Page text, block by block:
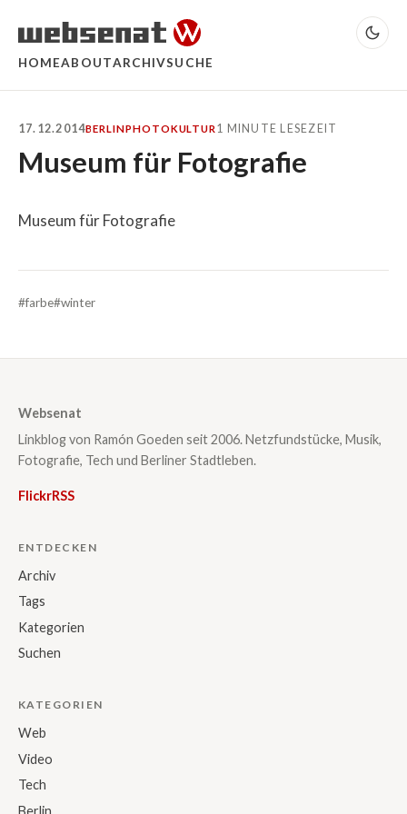
HOMEABOUTARCHIVSUCHE
17.12.2014BERLINPHOTOKULTUR1 MINUTE LESEZEIT
Museum für Fotografie
Museum für Fotografie
#farbe#winter
Websenat
Linkblog von Ramón Goeden seit 2006. Netzfundstücke, Musik,
Fotografie, Tech und Berliner Stadtleben.
FlickrRSS
ENTDECKEN
Archiv
Tags
Kategorien
Suchen
KATEGORIEN
Web
Video
Tech
Berlin